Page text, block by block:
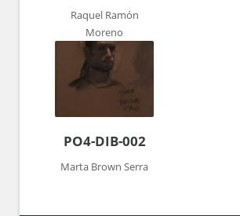
Raquel Ramón
Moreno
PO4-DIB-002
Marta Brown Serra